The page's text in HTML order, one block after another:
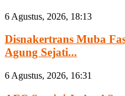
6 Agustus, 2026, 18:13
Disnakertrans Muba
Agung Sejati...
6 Agustus, 2026, 16:31